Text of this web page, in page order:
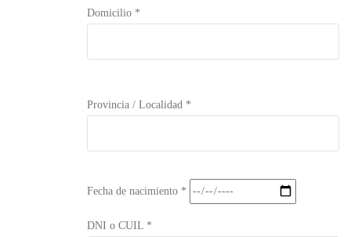
Domicilio *
Provincia / Localidad *
Fecha de nacimiento *
DNI o CUIL *